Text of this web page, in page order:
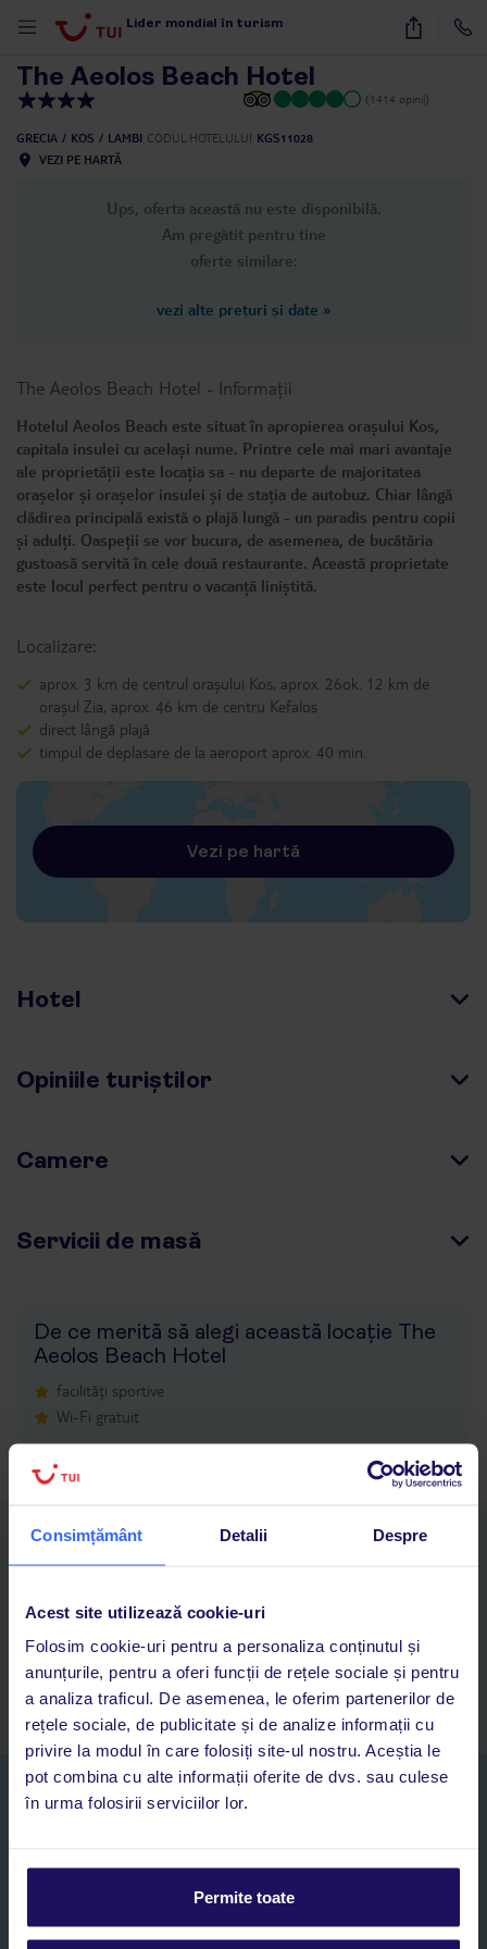
Consimțământ Detalii Despre
Acest site utilizează cookie-uri
Folosim cookie-uri pentru a personaliza conținutul și
anunțurile, pentru a oferi funcții de rețele sociale și pentru
a analiza traficul. De asemenea, le oferim partenerilor de
rețele sociale, de publicitate și de analize informații cu
privire la modul în care folosiți site-ul nostru. Aceștia le
pot combina cu alte informații oferite de dvs. sau culese
în urma folosirii serviciilor lor.
Permite toate
Lider mondial în turism 38
The Aeolos Beach Hotel
(1414 opinii)
GRECIA KOS LAMBI CODUL HOTELULUI KGS11028
VEZI PE HARTĂ
Ups, oferta această nu este disponibilă.
Am pregătit pentru tine
oferte similare:
vezi alte prețuri și date »
The Aeolos Beach Hotel - Informații
Hotelul Aeolos Beach este situat în apropierea orașului Kos,
capitala insulei cu același nume. Printre cele mai mari avantaje
ale proprietății este locația sa - nu departe de majoritatea
orașelor și orașelor insulei și de stația de autobuz. Chiar lângă
clădirea principală există o plajă lungă - un paradis pentru copii
și adulți. Oaspeții se vor bucura, de asemenea, de bucătăria
gustoasă servită în cele două restaurante. Această proprietate
este locul perfect pentru o vacanță liniștită.
Localizare:
aprox. 3 km de centrul orașului Kos, aprox. 26ok. 12 km de
orașul Zia, aprox. 46 km de centru Kefalos
direct lângă plajă
timpul de deplasare de la aeroport aprox. 40 min.
Vezi pe hartă
Hotel
Opiniile turiștilor
Camere
Servicii de masă
De ce merită să alegi această locație The
Aeolos Beach Hotel
facilități sportive
Wi-Fi gratuit
Descarcă acum aplicația TUI
Cauți rapid vacanțe și hoteluri din toată lumea
Acces la rezervările curente pentru vacanțe și hoteluri, într-o
singură aplicație
Asistență 24/7 prin chat, pe toată durata vacanței
Abonați-vă la newsletter